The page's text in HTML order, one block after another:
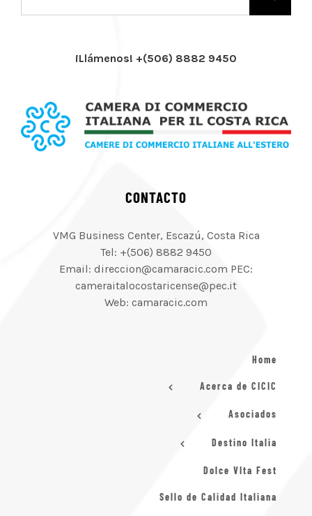
¡Llámenos! +(506) 8882 9450
CONTACTO
VMG Business Center, Escazú, Costa Rica
Tel: +(506) 8882 9450
Email: direccion@camaracic.com PEC:
cameraitalocostaricense@pec.it
Web: camaracic.com
Home
Acerca de CICIC
Asociados
Destino Italia
Dolce VIta Fest
Sello de Calidad Italiana